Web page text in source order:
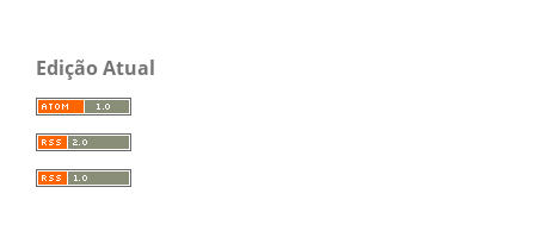
Edição Atual